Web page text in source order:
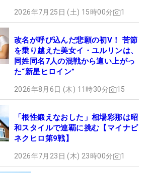
2026年7月25日 (土) 15時00分 1
改名が呼び込んだ悲願の初V！ 苦節
を乗り越えた美女イ・ユルリンは、
同姓同名7人の混戦から這い上がっ
た“新星ヒロイン”
2026年8月6日 (木) 11時30分 15
「根性鍛えなおした」相場彩那は昭
和スタイルで連覇に挑む【マイナビ
ネクヒロ第9戦】
2026年7月23日 (木) 23時00分 1